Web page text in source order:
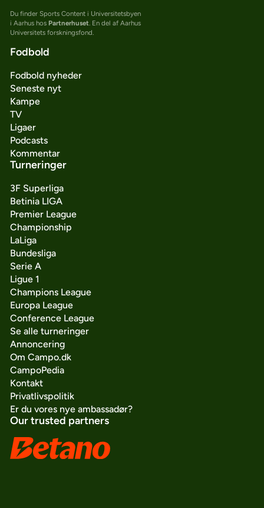
Du finder Sports Content i Universitetsbyen
i Aarhus hos Partnerhuset. En del af Aarhus
Universitets forskningsfond.
Fodbold
Fodbold nyheder
Seneste nyt
Kampe
TV
Ligaer
Podcasts
Kommentar
Turneringer
3F Superliga
Betinia LIGA
Premier League
Championship
LaLiga
Bundesliga
Serie A
Ligue 1
Champions League
Europa League
Conference League
Se alle turneringer
Annoncering
Om Campo.dk
CampoPedia
Kontakt
Privatlivspolitik
Er du vores nye ambassadør?
Our trusted partners